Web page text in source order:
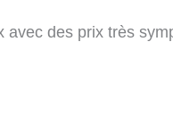
avec des prix très